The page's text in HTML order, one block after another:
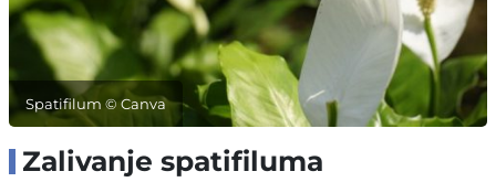
Spatifilum © Canva
Zalivanje spatifiluma